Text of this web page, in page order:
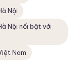
Nội
Nội nổi bật với
Nam